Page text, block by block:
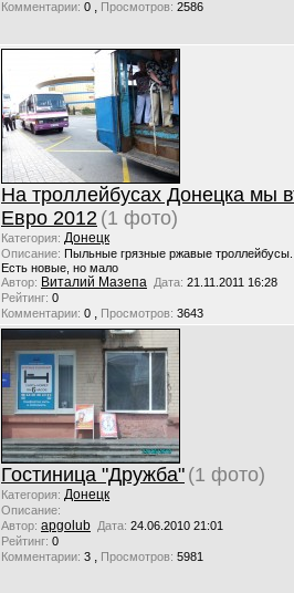
Комментарии: 0 , Просмотров: 2586
На троллейбусах Донецка мы
Евро 2012 (1 фото)
Категория: Донецк
Описание: Пыльные грязные ржавые троллейбусы.
Есть новые, но мало
Автор: Виталий Мазепа Дата: 21.11.2011 16:28
Рейтинг: 0
Комментарии: 0 , Просмотров: 3643
Гостиница "Дружба" (1 фото)
Категория: Донецк
Описание:
Автор: apgolub Дата: 24.06.2010 21:01
Рейтинг: 0
Комментарии: 3 , Просмотров: 5981